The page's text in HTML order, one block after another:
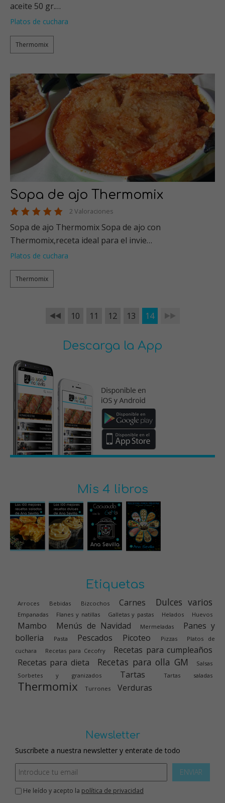
aceite 50 gr.…
Platos de cuchara
Thermomix
Sopa de ajo Thermomix
2 Valoraciones
Sopa de ajo Thermomix Sopa de ajo con
Thermomix,receta ideal para el invie…
Platos de cuchara
Thermomix
10 11 12 13 14
Descarga la App
Mis 4 libros
Etiquetas
Arroces Bebidas Bizcochos Carnes Dulces varios
Empanadas Flanes y natillas Galletas y pastas Helados Huevos
Mambo Menús de Navidad Mermeladas
Panes y
bolleria
Pasta Pescados Picoteo Pizzas
Platos de
cuchara
Recetas para Cecofry
Recetas para cumpleaños
Recetas para dieta
Recetas para olla GM
Salsas
Sorbetes y granizados
Tartas Tartas saladas
Thermomix Turrones Verduras
Newsletter
Suscríbete a nuestra newsletter y enterate de todo
ENVIAR
He leído y acepto la política de privacidad